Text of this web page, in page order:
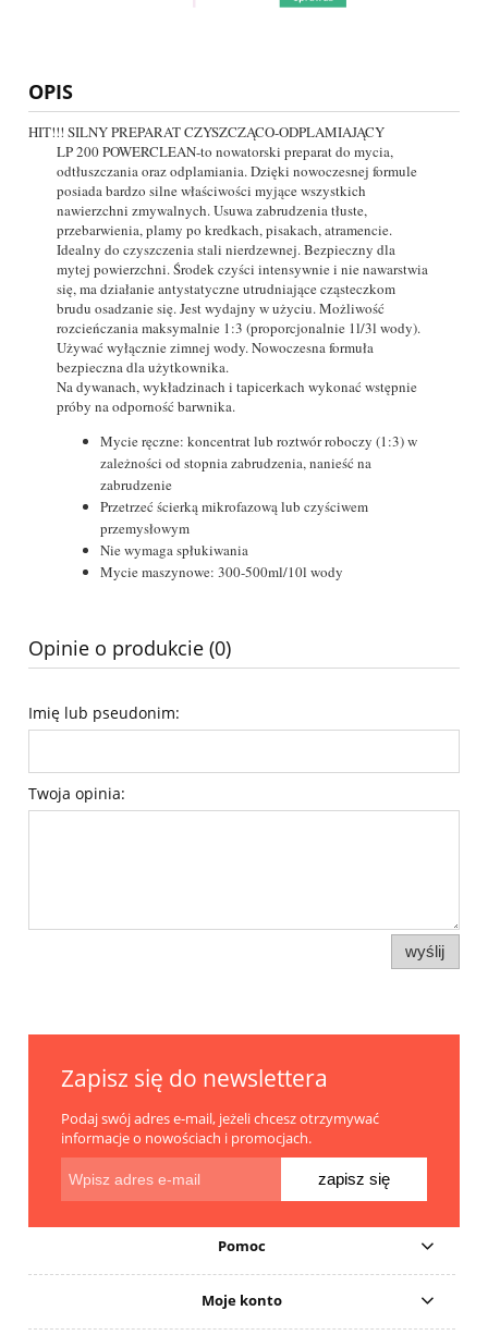
OPIS
HIT!!! SILNY PREPARAT CZYSZCZĄCO-ODPLAMIAJĄCY
LP 200 POWERCLEAN-to nowatorski preparat do mycia,
odtłuszczania oraz odplamiania. Dzięki nowoczesnej formule
posiada bardzo silne właściwości myjące wszystkich
nawierzchni zmywalnych. Usuwa zabrudzenia tłuste,
przebarwienia, plamy po kredkach, pisakach, atramencie.
Idealny do czyszczenia stali nierdzewnej. Bezpieczny dla
mytej powierzchni. Środek czyści intensywnie i nie nawarstwia
się, ma działanie antystatyczne utrudniające cząsteczkom
brudu osadzanie się. Jest wydajny w użyciu. Możliwość
rozcieńczania maksymalnie 1:3 (proporcjonalnie 1l/3l wody).
Używać wyłącznie zimnej wody. Nowoczesna formuła
bezpieczna dla użytkownika.
Na dywanach, wykładzinach i tapicerkach wykonać wstępnie
próby na odporność barwnika.
Mycie ręczne: koncentrat lub roztwór roboczy (1:3) w
zależności od stopnia zabrudzenia, nanieść na
zabrudzenie
Przetrzeć ścierką mikrofazową lub czyściwem
przemysłowym
Nie wymaga spłukiwania
Mycie maszynowe: 300-500ml/10l wody
Opinie o produkcie (0)
Imię lub pseudonim:
Twoja opinia:
wyślij
Zapisz się do newslettera
Podaj swój adres e-mail, jeżeli chcesz otrzymywać
informacje o nowościach i promocjach.
zapisz się
Pomoc
Moje konto